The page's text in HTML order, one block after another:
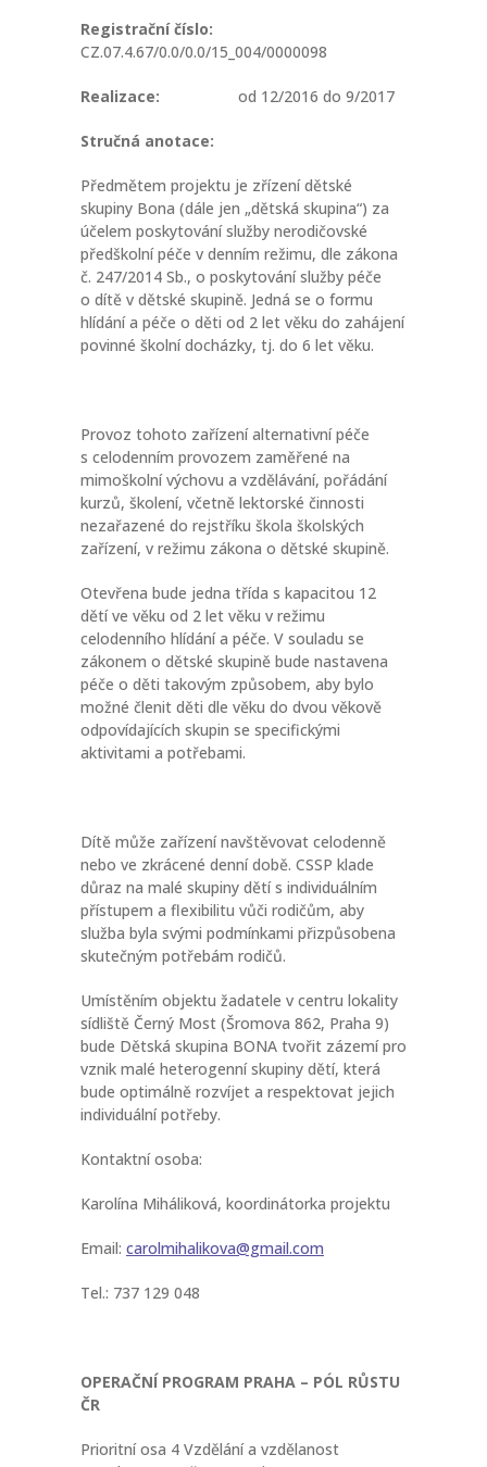
Registrační číslo:
CZ.07.4.67/0.0/0.0/15_004/0000098
Realizace: od 12/2016 do 9/2017
Stručná anotace:
Předmětem projektu je zřízení dětské
skupiny Bona (dále jen „dětská skupina“) za
účelem poskytování služby nerodičovské
předškolní péče v denním režimu, dle zákona
č. 247/2014 Sb., o poskytování služby péče
o dítě v dětské skupině. Jedná se o formu
hlídání a péče o děti od 2 let věku do zahájení
povinné školní docházky, tj. do 6 let věku.
Provoz tohoto zařízení alternativní péče
s celodenním provozem zaměřené na
mimoškolní výchovu a vzdělávání, pořádání
kurzů, školení, včetně lektorské činnosti
nezařazené do rejstříku škola školských
zařízení, v režimu zákona o dětské skupině.
Otevřena bude jedna třída s kapacitou 12
dětí ve věku od 2 let věku v režimu
celodenního hlídání a péče. V souladu se
zákonem o dětské skupině bude nastavena
péče o děti takovým způsobem, aby bylo
možné členit děti dle věku do dvou věkově
odpovídajících skupin se specifickými
aktivitami a potřebami.
Dítě může zařízení navštěvovat celodenně
nebo ve zkrácené denní době. CSSP klade
důraz na malé skupiny dětí s individuálním
přístupem a flexibilitu vůči rodičům, aby
služba byla svými podmínkami přizpůsobena
skutečným potřebám rodičů.
Umístěním objektu žadatele v centru lokality
sídliště Černý Most (Šromova 862, Praha 9)
bude Dětská skupina BONA tvořit zázemí pro
vznik malé heterogenní skupiny dětí, která
bude optimálně rozvíjet a respektovat jejich
individuální potřeby.
Kontaktní osoba:
Karolína Miháliková, koordinátorka projektu
Email: carolmihalikova@gmail.com
Tel.: 737 129 048
OPERAČNÍ PROGRAM PRAHA – PÓL RŮSTU
ČR
Prioritní osa 4 Vzdělání a vzdělanost